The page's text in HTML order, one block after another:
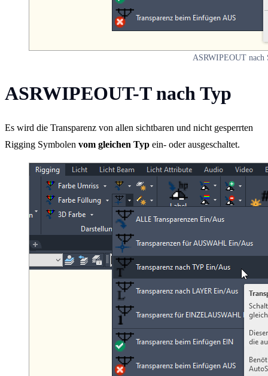
ASRWIPEOUT nach
ASRWIPEOUT-T nach Typ
Es wird die Transparenz von allen sichtbaren und nicht gesperrten
Rigging Symbolen vom gleichen Typ ein- oder ausgeschaltet.